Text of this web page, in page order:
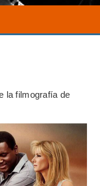
la filmografía de